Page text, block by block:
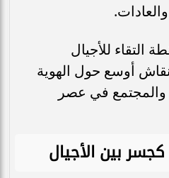
التقاء للأجيال
أوسع حول الهوية
والمجتمع في عصر
كجسر بين الأجيال